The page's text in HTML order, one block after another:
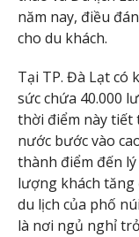
năm nay, điều
cho du khách.
Tại TP. Đà Lạt có
sức chứa 40.000
thời điểm này tiết
nước bước vào
thành điểm đến
lượng khách tăng
du lịch của phố
là nơi ngủ nghỉ